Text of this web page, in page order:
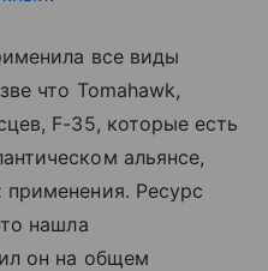
все виды
что Tomahawk,
F-35, которые есть
альянсе,
Ресурс
нашла
он на общем